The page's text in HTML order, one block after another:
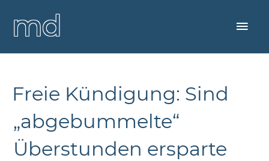
Inhalt
springen
Startseite
Freie Kündigung: Sind
„abgebummelte“
Überstunden ersparte